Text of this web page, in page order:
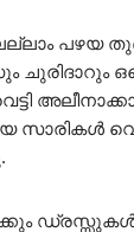
പഴയ
ചുരിദാറും
സാരികൾ